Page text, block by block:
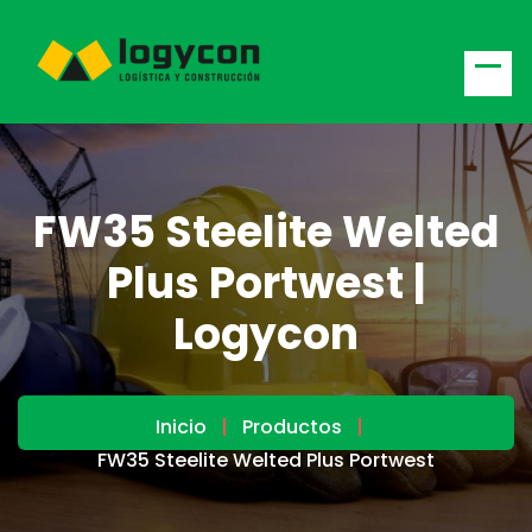
FW35 Steelite Welted
Plus Portwest |
Logycon
Inicio
Productos
FW35 Steelite Welted Plus Portwest